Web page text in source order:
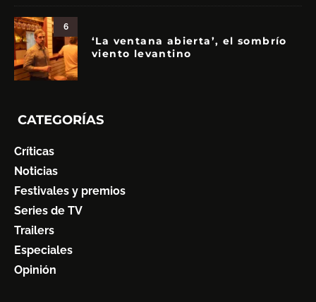
6
‘La ventana abierta’, el sombrío
viento levantino
CATEGORÍAS
Críticas
Noticias
Festivales y premios
Series de TV
Trailers
Especiales
Opinión